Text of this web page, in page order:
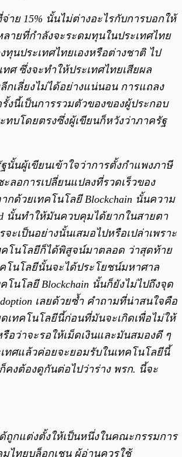
าย 15% นั้นไม่ต่างอะไรกับการบอกให้
ลายที่กำลังจะระดมทุนในประเทศไทย
ทุนประเทศไทยเองหรือต่างชาติ ไป
ทศ ซึ่งจะทำให้ประเทศไทยเสียผล
กเลี่ยงไม่ได้อย่างแน่นอน การแถลง
งนี้เป็นการรวมตัวของของผู้ประกอบ
ทบโดยตรงซึ่งผู้เขียนก็หวังว่าภาครัฐ
นั้นผู้เขียนเข้าใจว่าการตั้งกำแพงภาษี
ะลอการเปลี่ยนแปลงที่รวดเร็วของ
กด้วยเทคโนโลยี Blockchain นั้นความ
นั้นทำให้มันควบคุมได้ยากในสายตา
ะเป็นอย่างนั้นเสมอไปหรือเปล่าเพราะ
โนโลยีก็ได้พิสูจน์มาตลอด ว่าสุดท้าย
โนโลยีนั้นจะได้ประโยชน์มหาศาล
โนโลยี Blockchain นั้นก็ยังไม่ไปถึงจุด
เลยด้วยซ้ำ คำถามที่น่าสนใจคือ
เทคโนโลยีนี้ก่อนที่มันจะเกิดเพื่อไม่ให้
อว่าจะรอให้เม็ดเงินและมันสมองดี ๆ
ทศแล้วค่อยจะยอมรับในเทคโนโลยีนี้
คงต้องดูกันต่อไปว่าร่าง พรก. นี้จะ
ถูกแต่งตั้งให้เป็นหนึ่งในคณะกรรมการ
ไทยบล็อกเชน ผู้อ่านควรใช้